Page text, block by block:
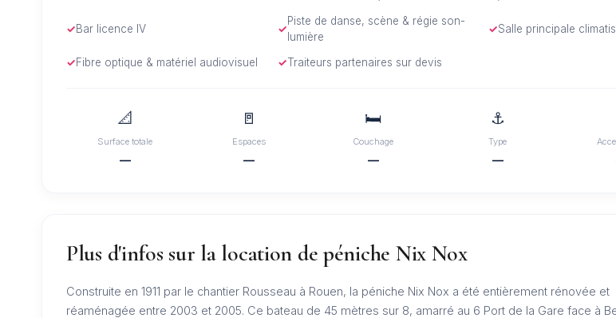
Bar licence IV
Piste de danse, scène & régie son-
lumière
Salle principale
Fibre optique & matériel audiovisuel Traiteurs partenaires sur devis
📐
Surface totale
—
🚪
Espaces
—
🛏️
Couchage
—
⚓
Type
—
Plus d'infos sur la location de péniche Nix Nox
Construite en 1911 par le chantier Rousseau à Rouen, la péniche Nix Nox a été entièrement rénovée et
réaménagée entre 2003 et 2005. Ce bateau de 45 mètres sur 8, amarré au 6 Port de la Gare face à